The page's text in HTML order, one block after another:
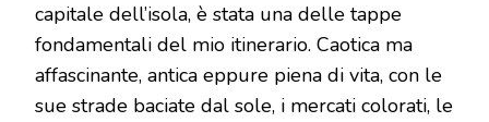
capitale dell’isola, è stata una delle tappe
fondamentali del mio itinerario. Caotica ma
affascinante, antica eppure piena di vita, con le
sue strade baciate dal sole, i mercati colorati, le